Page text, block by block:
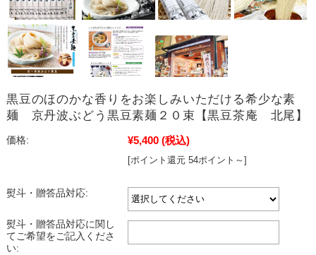
黒豆のほのかな香りをお楽しみいただける希少な素
麺 京丹波ぶどう黒豆素麺２０束【黒豆茶庵 北尾】
価格: ¥5,400 (税込)
[ポイント還元 54ポイント～]
熨斗・贈答品対応:
熨斗・贈答品対応に関し
てご希望をご記入くださ
い: